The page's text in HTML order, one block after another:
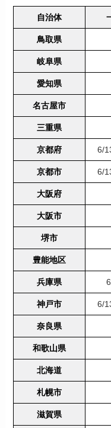
自治体
鳥取県
岐阜県
愛知県
名古屋市
三重県
京都府 6/
京都市 6/
大阪府
大阪市
堺市
豊能地区
兵庫県
神戸市 6/
奈良県
和歌山県
北海道
札幌市
滋賀県